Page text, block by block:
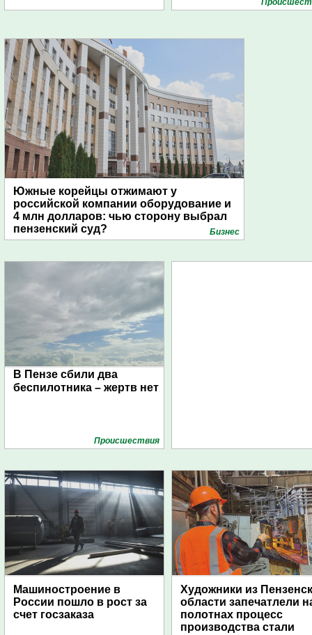
Южные корейцы отжимают у
российской компании оборудование и
4 млн долларов: чью сторону выбрал
пензенский суд?
Бизнес
В Пензе сбили два
беспилотника – жертв нет
Проиcшествия
Машиностроение в
России пошло в рост за
счет госзаказа
Художники из
области запечатлели
полотнах процесс
производства стали